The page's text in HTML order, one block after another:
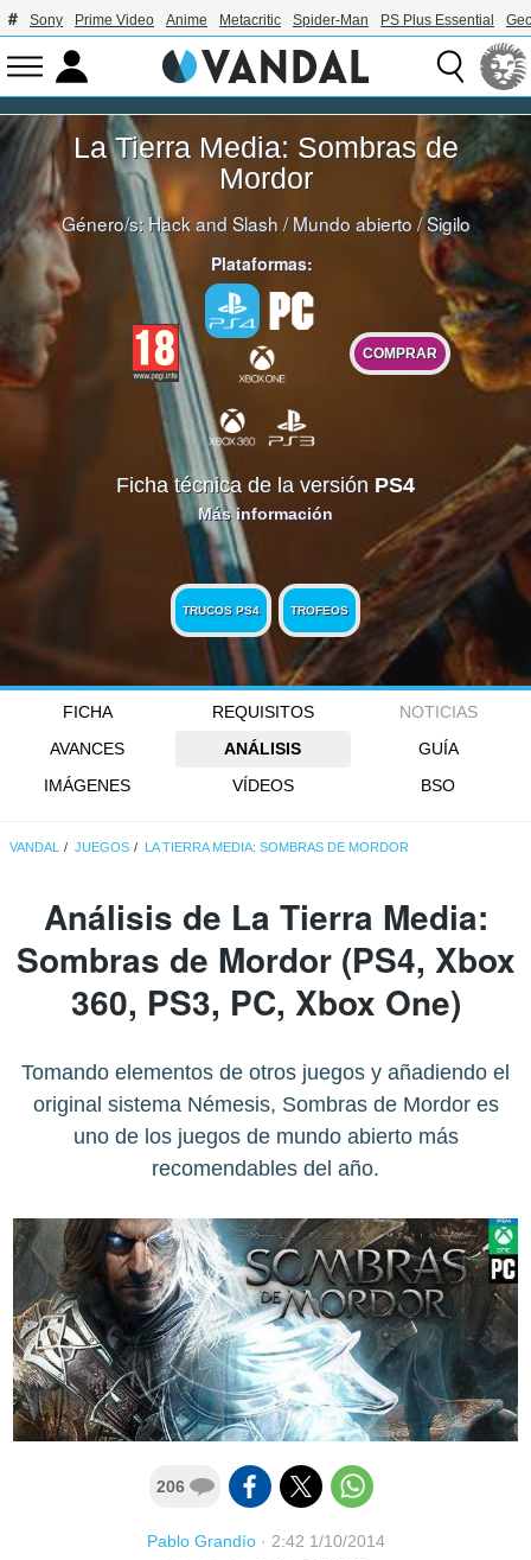
Sony Prime Video Anime Metacritic Spider-Man PS Plus Essential
La Tierra Media: Sombras de
Mordor
Género/s: Hack and Slash /Mundo abierto/Sigilo
Plataformas:
COMPRAR
Ficha técnica de la versión PS4
Más información
TRUCOS PS4 TROFEOS
FICHA REQUISITOS
NOTICIAS
AVANCES
ANÁLISIS
GUÍA
IMÁGENES
VÍDEOS BSO
VANDAL JUEGOS LA TIERRA MEDIA: SOMBRAS DE MORDOR
Análisis de La Tierra Media:
Sombras de Mordor(PS4, Xbox
360, PS3, PC, Xbox One)
Tomando elementos de otros juegos y añadiendo el
original sistema Némesis, Sombras de Mordor es
uno de los juegos de mundo abierto más
recomendables del año.
206
Pablo Grandío· 2:42 1/10/2014